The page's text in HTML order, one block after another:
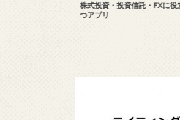
株式投資・投資信託・FXに役立
つアプリ